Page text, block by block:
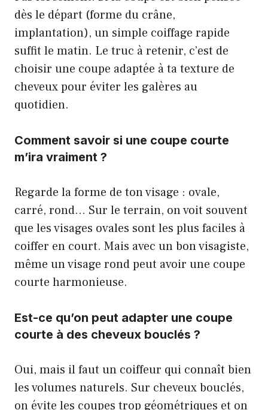
dès le départ (forme du crâne,
implantation), un simple coiffage rapide
suffit le matin. Le truc à retenir, c’est de
choisir une coupe adaptée à ta texture de
cheveux pour éviter les galères au
quotidien.
Comment savoir si une coupe courte
m’ira vraiment ?
Regarde la forme de ton visage : ovale,
carré, rond… Sur le terrain, on voit souvent
que les visages ovales sont les plus faciles à
coiffer en court. Mais avec un bon visagiste,
même un visage rond peut avoir une coupe
courte harmonieuse.
Est-ce qu’on peut adapter une coupe
courte à des cheveux bouclés ?
Oui, mais il faut un coiffeur qui connaît bien
les volumes naturels. Sur cheveux bouclés,
on évite les coupes trop géométriques et on